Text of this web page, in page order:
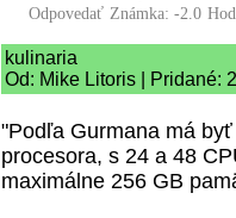
Odpovedať Známka: -2.0
kulinaria
Od: Mike Litoris | Pridané:
"Podľa Gurmana má
procesora, s 24 a 48
maximálne 256 GB